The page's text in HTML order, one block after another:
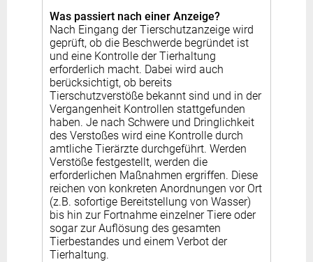
Was passiert nach einer Anzeige?
Nach Eingang der Tierschutzanzeige wird
geprüft, ob die Beschwerde begründet ist
und eine Kontrolle der Tierhaltung
erforderlich macht. Dabei wird auch
berücksichtigt, ob bereits
Tierschutzverstöße bekannt sind und in der
Vergangenheit Kontrollen stattgefunden
haben. Je nach Schwere und Dringlichkeit
des Verstoßes wird eine Kontrolle durch
amtliche Tierärzte durchgeführt. Werden
Verstöße festgestellt, werden die
erforderlichen Maßnahmen ergriffen. Diese
reichen von konkreten Anordnungen vor Ort
(z.B. sofortige Bereitstellung von Wasser)
bis hin zur Fortnahme einzelner Tiere oder
sogar zur Auflösung des gesamten
Tierbestandes und einem Verbot der
Tierhaltung.